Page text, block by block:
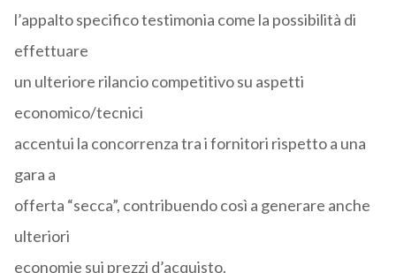
l’appalto specifico testimonia come la possibilità di
effettuare
un ulteriore rilancio competitivo su aspetti
economico/tecnici
accentui la concorrenza tra i fornitori rispetto a una
gara a
offerta “secca”, contribuendo così a generare anche
ulteriori
economie sui prezzi d’acquisto.